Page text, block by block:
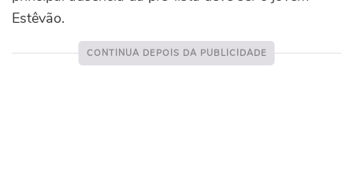
Estêvão.